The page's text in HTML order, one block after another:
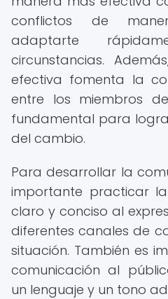
conflictos de
adaptarte
circunstancias.
efectiva fomenta la
entre los miembros
fundamental para
del cambio.
Para desarrollar la
importante practicar
claro y conciso al
diferentes canales de
situación. También es
comunicación al
un lenguaje y un tono